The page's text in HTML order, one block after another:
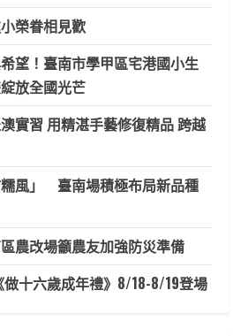
榮眷相見歡
望！臺南市學甲區宅港國小生
放全國光芒
實習 用精湛手藝修復精品 跨越
風」 臺南場積極布局新品種
農改場籲農友加強防災準備
十六歲成年禮》8/18-8/19登場